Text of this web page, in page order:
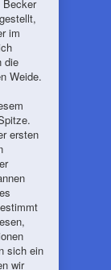
Becker
im
die
Weide.
ersten
sich ein
wir